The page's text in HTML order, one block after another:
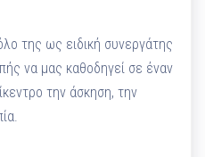
της ως ειδική συνεργάτης
να μας καθοδηγεί σε έναν
την άσκηση, την